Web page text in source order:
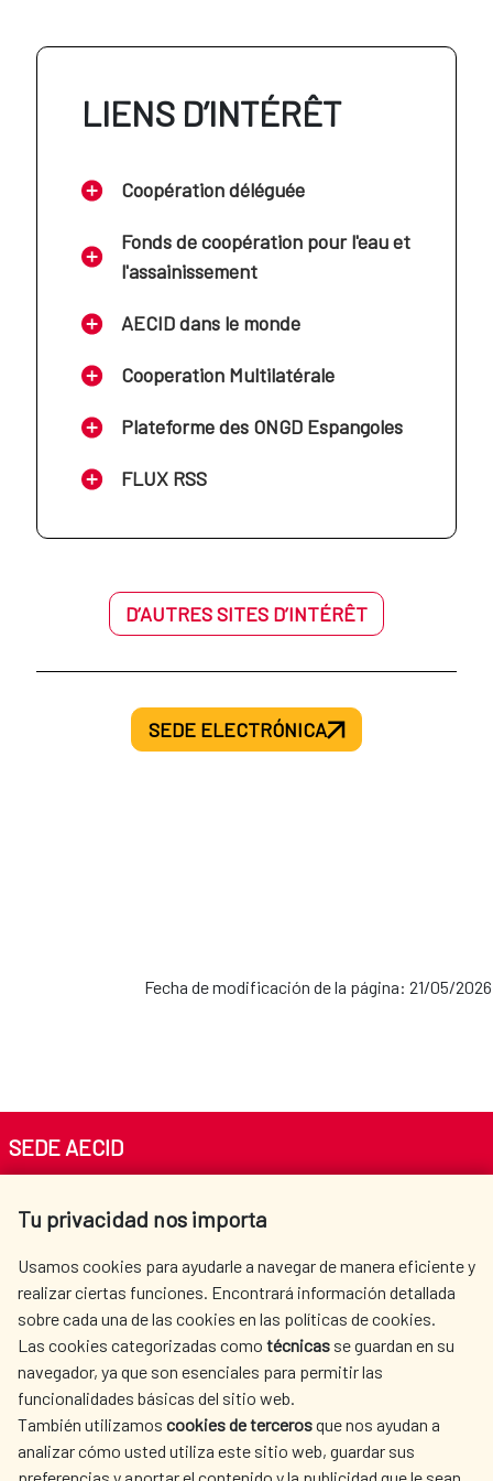
AECID en Líbano
AECID en Mali
AECID en Marruecos
AECID en Mauritania
AECID en Mozambique
AECID en Níger
AECID en Palestina
AECID en Senegal
AECID en Ecuador
AECID en El Salvador
AECID en Guatemala
AECID en Haïti
AECID en México
AECID en Nicaragua
AECID en Perú
Dominicana
AECID en Uruguay
AECID en Venezuela
LIENS D’INTÉRÊT
Coopération déléguée
Fonds de coopération pour l'eau et
l'assainissement
AECID dans le monde
Cooperation Multilatérale
Plateforme des ONGD Espangoles
FLUX RSS
D’AUTRES SITES D’INTÉRÊT
SEDE ELECTRÓNICA
Fecha de modificación de la página: 21/05/2026
Tu privacidad nos importa
Usamos cookies para ayudarle a navegar de manera eficiente y
realizar ciertas funciones. Encontrará información detallada
sobre cada una de las cookies en las políticas de cookies.
Las cookies categorizadas como técnicas se guardan en su
navegador, ya que son esenciales para permitir las
funcionalidades básicas del sitio web.
También utilizamos cookies de tercerosque nos ayudan a
analizar cómo usted utiliza este sitio web, guardar sus
SEDE AECID
Tel. +34 900 20 30 54​​​​​​​
AECID
OÙ NOUS COOPÉRONS
L'ACTION HUMANITAIRE
ESPAGNOLE
SALLE DE PRESSE
CULTURE ET SCIENCE BIBLIOTHÈQUE